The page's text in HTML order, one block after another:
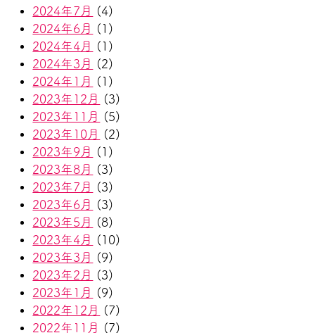
2024年7月
(4)
2024年6月
(1)
2024年4月
(1)
2024年3月
(2)
2024年1月
(1)
2023年12月
(3)
2023年11月
(5)
2023年10月
(2)
2023年9月
(1)
2023年8月
(3)
2023年7月
(3)
2023年6月
(3)
2023年5月
(8)
2023年4月
(10)
2023年3月
(9)
2023年2月
(3)
2023年1月
(9)
2022年12月
(7)
2022年11月
(7)